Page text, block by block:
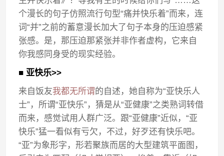
个漫长的句子仿照流行句型“痛并快乐着”而来，连
词“并”之前的蓄意漫长加大了句子本身的压迫感紧
张感。是，那压迫那紧张并非作者虚构，它来自
你我感同身受的现实经验。
■ 亚快乐>>
来自饭友我都无所谓的自述，她自称为“亚快乐人
士”，所谓“亚快乐”，猜是从“亚健康”之类熟词转借
而来，感觉试用人群广泛。跟“亚健康”近似，“亚
快乐”猛一看似有亏欠，不过，好歹还有快乐吧。
“亚”为象形字，形若聚族而居的大型建筑平面图，